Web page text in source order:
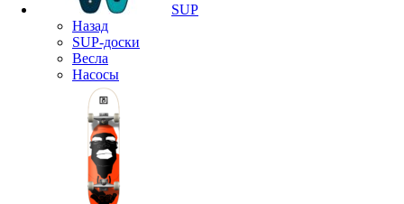
SUP
Назад
SUP-доски
Весла
Насосы